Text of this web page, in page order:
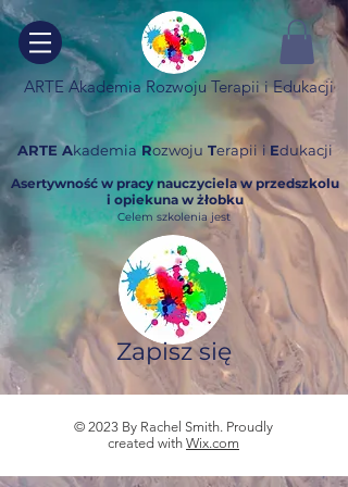
ARTE Akademia Rozwoju Terapii i Edukacji
ARTE AkademiaRozwoju Terapii i Edukacji
Asertywność w pracy nauczyciela w przedszkolu
i opiekuna w żłobku
Celem szkolenia jest
Zapisz się
© 2023 By Rachel Smith. Proudly
created with Wix.com